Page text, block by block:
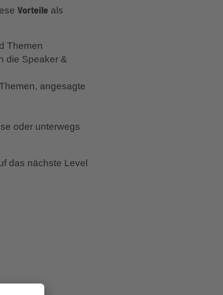
Vorteile als
Themen
die Speaker &
angesagte
oder unterwegs
das nächste Level